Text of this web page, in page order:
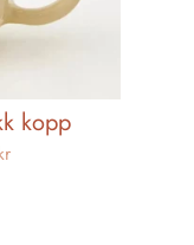
kopp